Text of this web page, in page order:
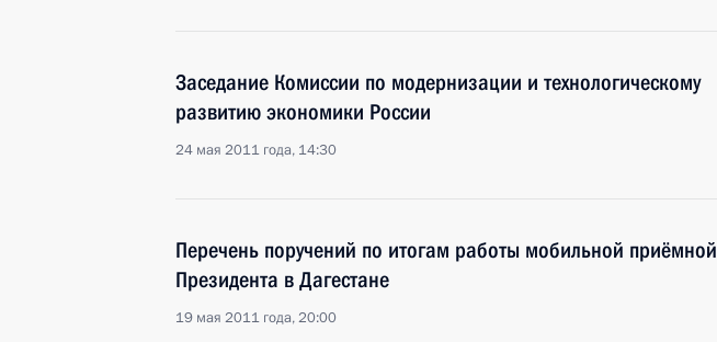
Заседание Комиссии по модернизации и технологическому
развитию экономики России
24 мая 2011 года, 14:30
Перечень поручений по итогам работы мобильной приёмной
Президента в Дагестане
19 мая 2011 года, 20:00